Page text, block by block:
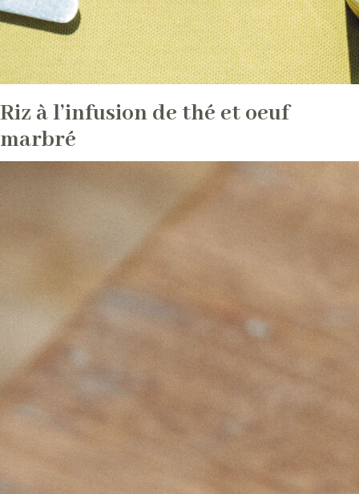
Riz à l’infusion de thé et oeuf
marbré